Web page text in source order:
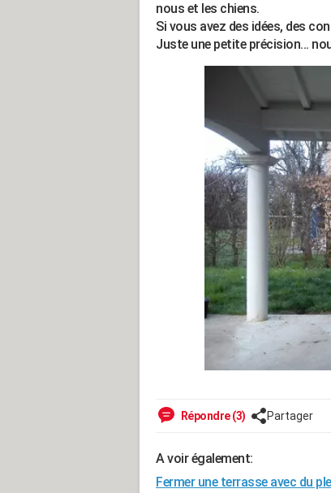
nous et les chiens.
Si vous avez des idées, des
Juste une petite précision...
Répondre (3) Partager
A voir également:
Fermer une terrasse avec du